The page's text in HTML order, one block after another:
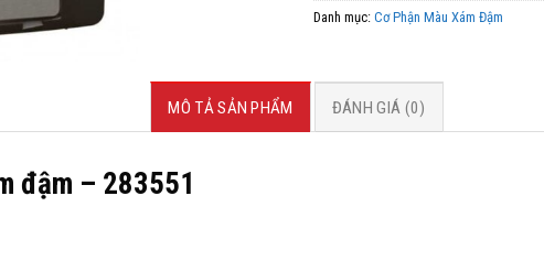
Danh mục: Cơ Phận Màu Xám Đậm
MÔ TẢ SẢN PHẨM ĐÁNH GIÁ (0)
đậm – 283551